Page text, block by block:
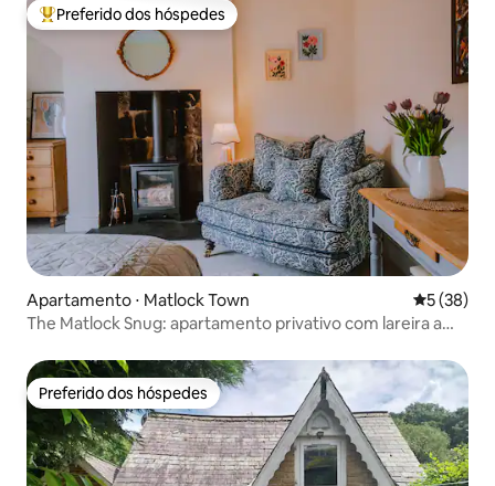
Entre os melhores preferidos dos hóspedes
Preferido dos hóspedes
Apartamento ⋅ Matlock Town 5 de uma
5 (38)
The Matlock Snug: apartamento privativo com lareira a
Preferido dos hóspedes
Preferido dos hóspedes